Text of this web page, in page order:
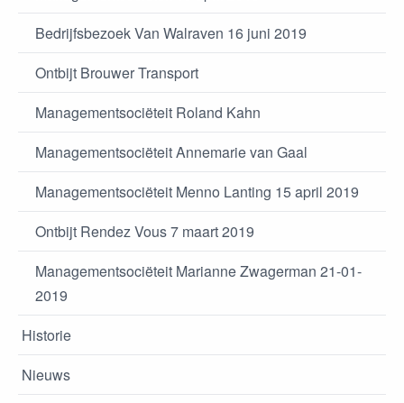
Bedrijfsbezoek Van Walraven 16 juni 2019
Ontbijt Brouwer Transport
Managementsociëteit Roland Kahn
Managementsociëteit Annemarie van Gaal
Managementsociëteit Menno Lanting 15 april 2019
Ontbijt Rendez Vous 7 maart 2019
Managementsociëteit Marianne Zwagerman 21-01-
2019
Historie
Nieuws